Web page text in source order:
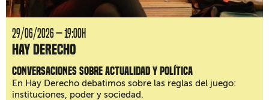
29/06/2026 — 19:00H
Hay Derecho
Conversaciones sobre actualidad y política
En Hay Derecho debatimos sobre las reglas del juego:
instituciones, poder y sociedad.